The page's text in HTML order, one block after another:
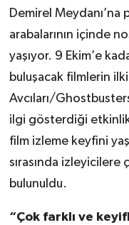
Demirel Meydanı’na
arabalarının içinde
yaşıyor. 9 Ekim’e
buluşacak filmlerin
Avcıları/
ilgi gösterdiği
film izleme keyfini
sırasında izleyicilere
bulunuldu.
“Çok farklı ve